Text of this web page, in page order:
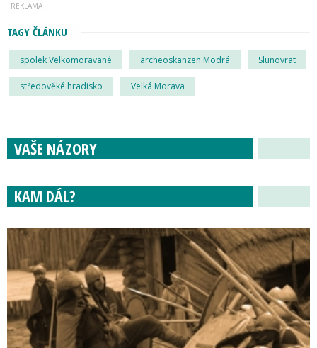
TAGY ČLÁNKU
spolek Velkomoravané archeoskanzen Modrá Slunovrat
středověké hradisko Velká Morava
VAŠE NÁZORY
KAM DÁL?